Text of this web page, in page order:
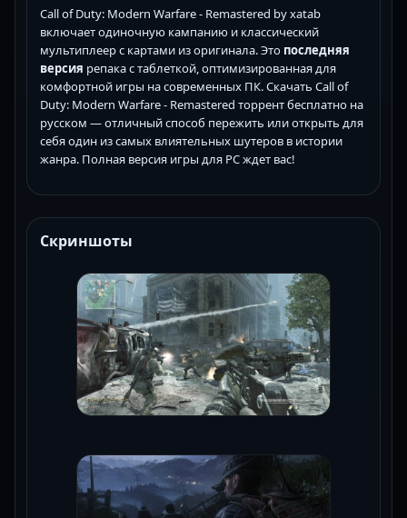
Call of Duty: Modern Warfare - Remastered by xatab
включает одиночную кампанию и классический
мультиплеер с картами из оригинала. Это последняя
версия репака с таблеткой, оптимизированная для
комфортной игры на современных ПК. Скачать Call of
Duty: Modern Warfare - Remastered торрент бесплатно на
русском — отличный способ пережить или открыть для
себя один из самых влиятельных шутеров в истории
жанра. Полная версия игры для PC ждет вас!
Скриншоты